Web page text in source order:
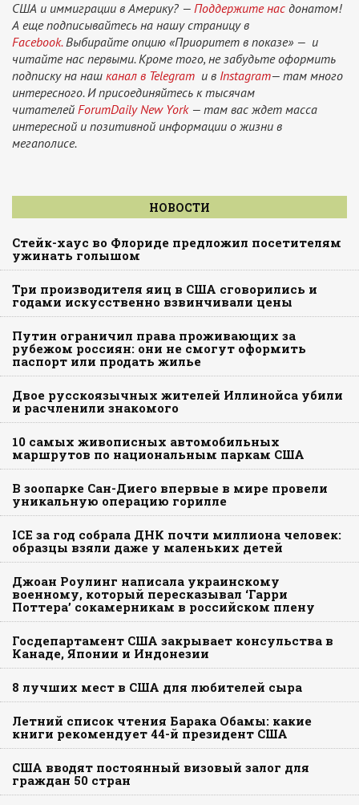
США и иммиграции в Америку? — Поддержите нас донатом!
А еще подписывайтесь на нашу страницу в
Facebook.Выбирайте опцию «Приоритет в показе» — и
читайте нас первыми. Кроме того, не забудьте оформить
подписку на наш канал в Telegram и в Instagram— там много
интересного. И присоединяйтесь к тысячам
читателей ForumDaily New York— там вас ждет масса
интересной и позитивной информации о жизни в
мегаполисе.
НОВОСТИ
Стейк-хаус во Флориде предложил посетителям
ужинать голышом
Три производителя яиц в США сговорились и
годами искусственно взвинчивали цены
Путин ограничил права проживающих за
рубежом россиян: они не смогут оформить
паспорт или продать жилье
Двое русскоязычных жителей Иллинойса убили
и расчленили знакомого
10 самых живописных автомобильных
маршрутов по национальным паркам США
В зоопарке Сан-Диего впервые в мире провели
уникальную операцию горилле
ICE за год собрала ДНК почти миллиона человек:
образцы взяли даже у маленьких детей
Джоан Роулинг написала украинскому
военному, который пересказывал ‘Гарри
Поттера’ сокамерникам в российском плену
Госдепартамент США закрывает консульства в
Канаде, Японии и Индонезии
8 лучших мест в США для любителей сыра
Летний список чтения Барака Обамы: какие
книги рекомендует 44-й президент США
США вводят постоянный визовый залог для
граждан 50 стран